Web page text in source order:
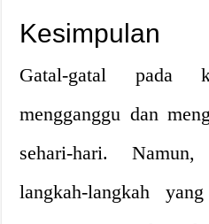
Kesimpulan
Gatal-gatal pada
mengganggu dan
sehari-hari.
langkah-langkah